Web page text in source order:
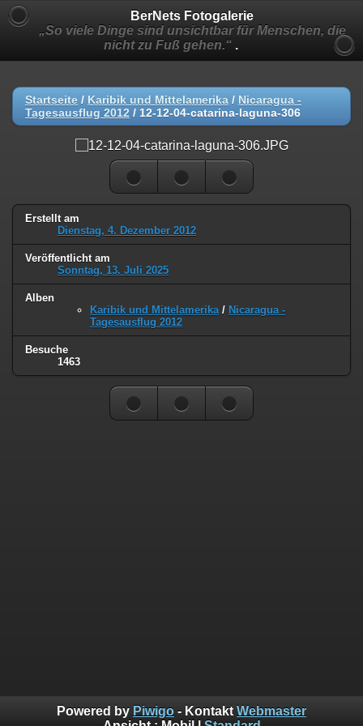
BerNets Fotogalerie
„So viele Dinge sind unsichtbar für Menschen, die
nicht zu Fuß gehen.“ .
Startseite / Karibik und Mittelamerika / Nicaragua -
Tagesausflug 2012 / 12-12-04-catarina-laguna-306
Erstellt am
Dienstag, 4. Dezember 2012
Veröffentlicht am
Sonntag, 13. Juli 2025
Alben
Karibik und Mittelamerika / Nicaragua -
Tagesausflug 2012
Besuche
1463
Powered by Piwigo - Kontakt Webmaster